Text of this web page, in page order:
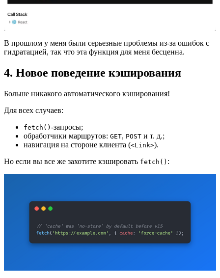
В прошлом у меня были серьезные проблемы из-за ошибок с
гидратацией, так что эта функция для меня бесценна.
4. Новое поведение кэширования
Больше никакого автоматического кэширования!
Для всех случаев:
fetch() -запросы;
обработчики маршрутов: GET, POST и т. д.;
навигация на стороне клиента (<Link>).
Но если вы все же захотите кэшировать fetch() :